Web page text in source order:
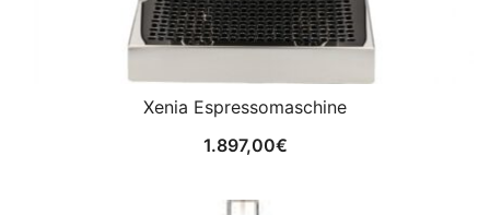
Xenia Espressomaschine
1.897,00€